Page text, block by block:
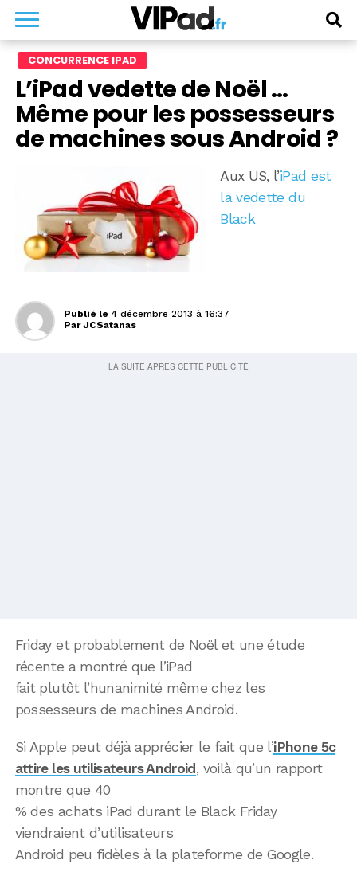
CONCURRENCE IPAD
L’iPad vedette de Noël …
Même pour les possesseurs
de machines sous Android ?
Aux US, l’iPad est
la vedette du
Black
Publié le 4 décembre 2013 à 16:37
Par JCSatanas
Friday et probablement de Noël et une étude
récente a montré que l’iPad
fait plutôt l’hunanimité même chez les
possesseurs de machines Android.
Si Apple peut déjà apprécier le fait que l’iPhone 5c
attire les utilisateurs Android, voilà qu’un rapport
montre que 40
% des achats iPad durant le Black Friday
viendraient d’utilisateurs
Android peu fidèles à la plateforme de Google.